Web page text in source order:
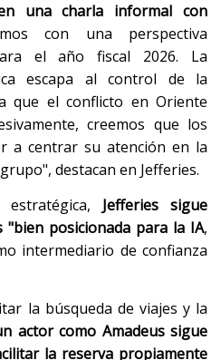
una charla informal con
con una perspectiva
el año fiscal 2026. La
escapa al control de la
que el conflicto en Oriente
creemos que los
a centrar su atención en la
destacan en Jefferies.
estratégica, Jefferies sigue
"bien posicionada para la IA,
intermediario de confianza
la búsqueda de viajes y la
actor como Amadeus sigue
la reserva propiamente